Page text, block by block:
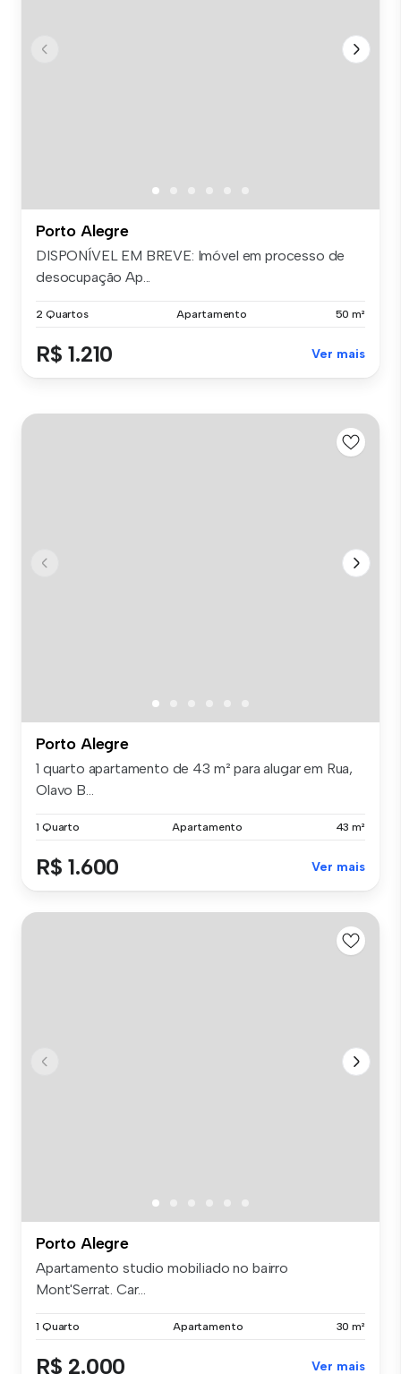
Porto Alegre
DISPONÍVEL EM BREVE: Imóvel em processo de
desocupação Ap...
2 Quartos Apartamento 50 m²
R$ 1.210 Ver mais
Porto Alegre
1 quarto apartamento de 43 m² para alugar em Rua,
Olavo B...
1 Quarto Apartamento 43 m²
R$ 1.600 Ver mais
Porto Alegre
Apartamento studio mobiliado no bairro
Mont'Serrat. Car...
1 Quarto Apartamento 30 m²
R$ 2.000 Ver mais